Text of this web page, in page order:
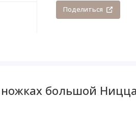
Поделиться
большой